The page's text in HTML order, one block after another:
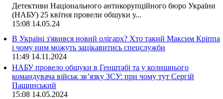
Детективи Національного антикорупційного бюро України
(НАБУ) 25 квітня провели обшуки у...
15:08 14.05.24
В Україні з'явився новий олігарх? Хто такий Максим Кріппа
і чому ним можуть зацікавитись спецслужби
11:49 14.11.2024
НАБУ провело обшуки в Генштабі та у колишнього
командувача військ зв’язку ЗСУ: при чому тут Сергій
Пашинський
15:08 14.05.2024